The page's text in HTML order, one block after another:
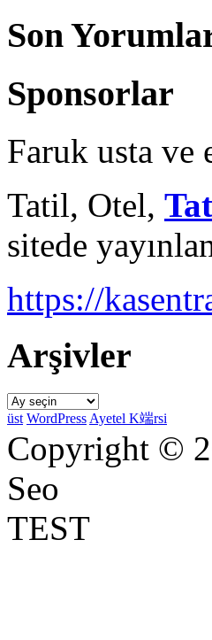
Son
Sponsorlar
Faruk usta ve
Tatil, Otel,
sitede
https://
Arşivler
Arşivler
üst WordPress Ayetel K端rsi
Copyright ©
Seo
TEST